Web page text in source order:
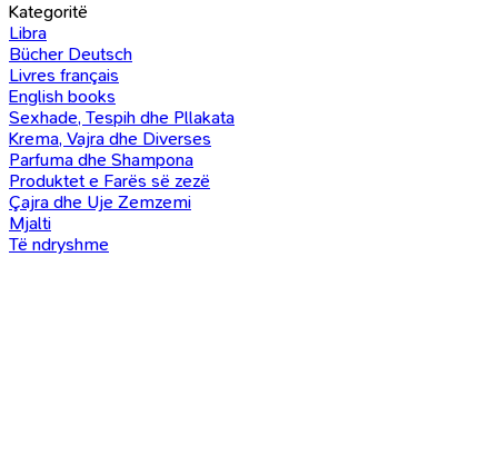
Kategoritë
Libra
Bücher Deutsch
Livres français
English books
Sexhade, Tespih dhe Pllakata
Krema, Vajra dhe Diverses
Parfuma dhe Shampona
Produktet e Farës së zezë
Çajra dhe Uje Zemzemi
Mjalti
Të ndryshme